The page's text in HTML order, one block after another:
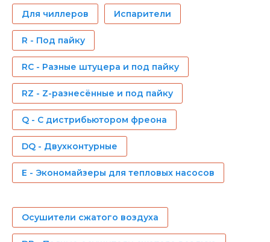
Для чиллеров Испарители
R - Под пайку
RC - Разные штуцера и под пайку
RZ - Z-разнесённые и под пайку
Q - С дистрибьютором фреона
DQ - Двухконтурные
E - Экономайзеры для тепловых насосов
Осушители сжатого воздуха